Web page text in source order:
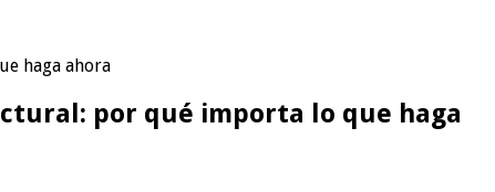
haga ahora
por qué importa lo que haga